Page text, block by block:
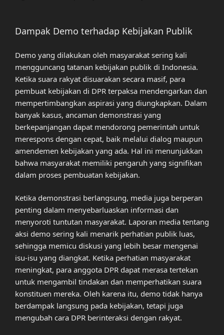
Dampak Demo terhadap Kebijakan Publik
Demo yang dilakukan oleh masyarakat sering kali
mengguncang tatanan kebijakan publik di Indonesia.
Ketika suara rakyat disuarakan secara masif, para
pembuat kebijakan di DPR terpaksa mendengarkan dan
mempertimbangkan aspirasi yang diungkapkan. Dalam
banyak kasus, ancaman demonstrasi yang
berkepanjangan dapat mendorong pemerintah untuk
merespons dengan cepat, baik melalui dialog maupun
amendemen kebijakan yang ada. Hal ini menunjukkan
bahwa masyarakat memiliki pengaruh yang signifikan
dalam proses pembuatan kebijakan.
Ketika demonstrasi berlangsung, media juga berperan
penting dalam menyebarluaskan informasi dan
menyoroti tuntutan masyarakat. Laporan media tentang
aksi demo sering kali menarik perhatian publik luas,
sehingga memicu diskusi yang lebih besar mengenai
isu-isu yang diangkat. Ketika perhatian masyarakat
meningkat, para anggota DPR dapat merasa tertekan
untuk mengambil tindakan dan memperhatikan suara
konstituen mereka. Oleh karena itu, demo tidak hanya
berdampak langsung pada kebijakan, tetapi juga
mengubah cara DPR berinteraksi dengan rakyat.